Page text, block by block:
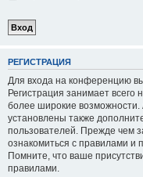
РЕГИСТРАЦИЯ
Для входа на конференцию
Регистрация занимает всего
более широкие
установлены также
пользователей. Прежде чем
ознакомиться с правилами и
Помните, что ваше
правилами.